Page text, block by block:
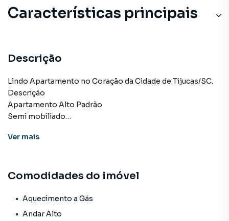
Características principais
Churrasqueira
Elevador Privativo
Sacada
Descrição
Lindo Apartamento no Coração da Cidade de Tijucas/SC.
Descrição
Apartamento Alto Padrão
Semi mobiliado
Living Integrados
Ampla Sacada fechada de Vidros com Churrasqueira
2 º Andar
Aceita propostas e Imóvel de menor valor
Ver mais
Comodidades do imóvel
Aquecimento a Gás
Andar Alto